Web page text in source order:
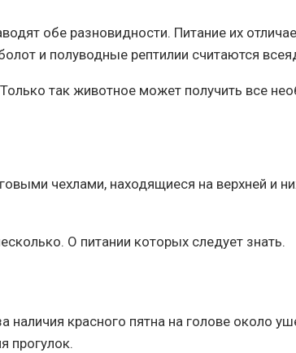
обе разновидности. Питание их
и полуводные рептилии считаются
так животное может получить все
чехлами, находящиеся на верхней и
О питании которых следует знать.
красного пятна на голове около
прогулок.